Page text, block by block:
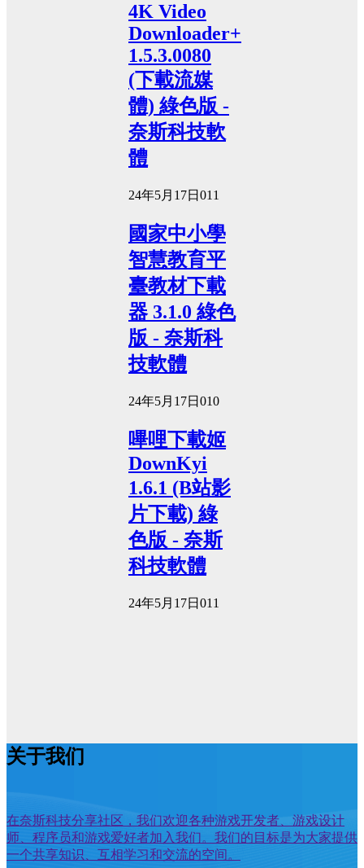
4K Video
Downloader+
1.5.3.0080
(下載流媒
體) 綠色版 -
奈斯科技軟
體
24年5月17日 011
國家中小學
智慧教育平
臺教材下載
器 3.1.0 綠色
版 - 奈斯科
技軟體
24年5月17日 010
嗶哩下載姬
DownKyi
1.6.1 (B站影
片下載) 綠
色版 - 奈斯
科技軟體
24年5月17日 011
关于我们
在奈斯科技分享社区，我们欢迎各种游戏开发者、游戏设计
师、程序员和游戏爱好者加入我们。我们的目标是为大家提供
一个共享知识、互相学习和交流的空间。